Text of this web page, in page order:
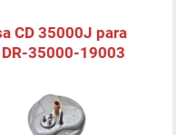
CD 35000J para
35000-19003